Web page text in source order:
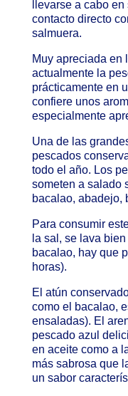
llevarse a cabo
contacto directo
salmuera.
Muy apreciada en
actualmente la
prácticamente en
confiere unos
especialmente
Una de las
pescados
todo el año. Los
someten a salado
bacalao, abadejo,
Para consumir
la sal, se lava
bacalao, hay que
horas).
El atún
como el bacalao,
ensaladas). El
pescado azul
en aceite como a
más sabrosa que
un sabor